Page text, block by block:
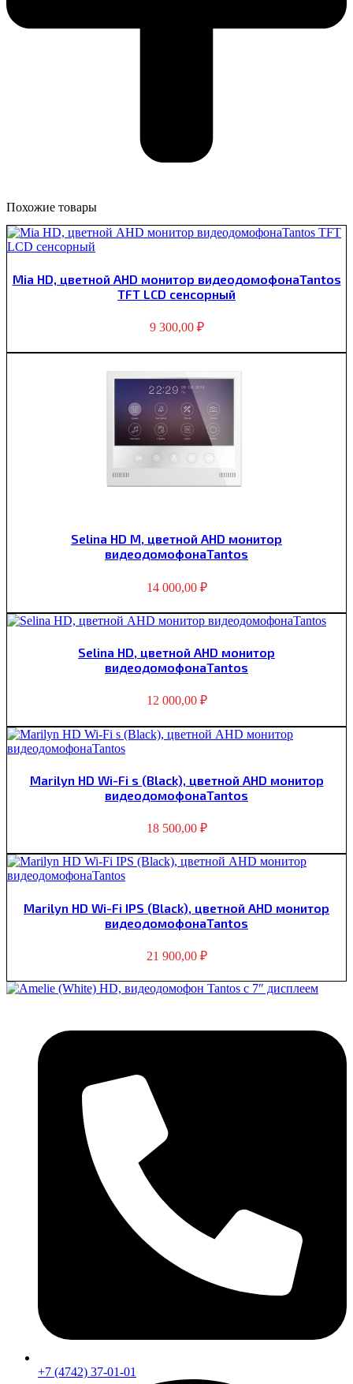
Похожие товары
Mia HD, цветной AHD монитор видеодомофонаTantos
TFT LCD сенсорный
9 300,00 ₽
Selina HD M, цветной AHD монитор
видеодомофонаTantos
14 000,00 ₽
Selina HD, цветной AHD монитор
видеодомофонаTantos
12 000,00 ₽
Marilyn HD Wi-Fi s (Black), цветной AHD монитор
видеодомофонаTantos
18 500,00 ₽
Marilyn HD Wi-Fi IPS (Black), цветной AHD монитор
видеодомофонаTantos
21 900,00 ₽
+7 (4742) 37-01-01